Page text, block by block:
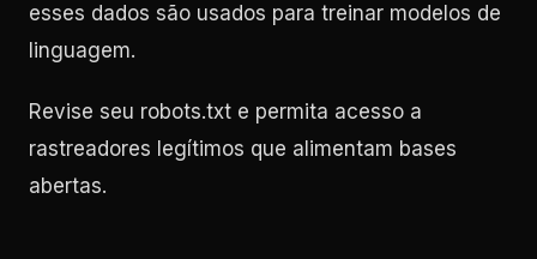
esses dados são usados para treinar modelos de
linguagem.
Revise seu robots.txt e permita acesso a
rastreadores legítimos que alimentam bases
abertas.